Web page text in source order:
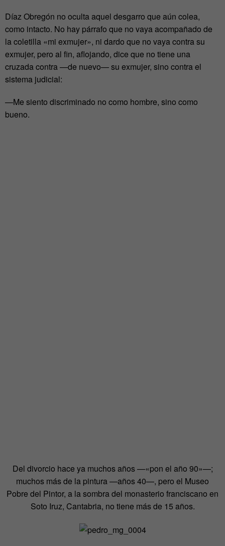
Díaz Obregón no oculta aquel desgarro que aún colea,
como intacto. No hay párrafo que no vaya acompañado de
la coletilla «mi exmujer», ni dardo que no vaya contra su
exmujer, pero al fin, aflojando, dice que no tiene una
cruzada contra —de nuevo— su exmujer, sino contra el
sistema judicial:
—Me siento discriminado no como hombre, sino como
bueno.
Del divorcio hace ya muchos años —«pon el año 90»—;
muchos más de la pintura —años 40—, pero el Museo
Pobre del Pintor, a la sombra del monasterio franciscano en
Soto Iruz, Cantabria, no tiene más de 15 años.